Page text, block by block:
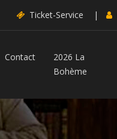
Ticket-Service |
Contact
2026 La
Bohème